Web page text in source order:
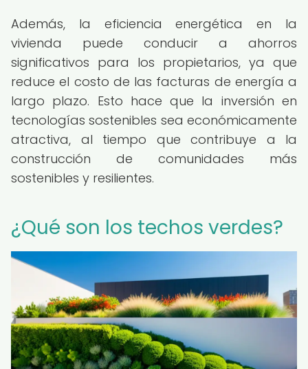
Además, la eficiencia energética en la
vivienda puede conducir a ahorros
significativos para los propietarios, ya que
reduce el costo de las facturas de energía a
largo plazo. Esto hace que la inversión en
tecnologías sostenibles sea económicamente
atractiva, al tiempo que contribuye a la
construcción de comunidades más
sostenibles y resilientes.
¿Qué son los techos verdes?